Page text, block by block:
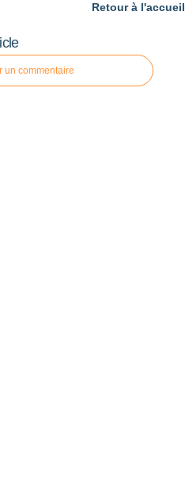
Retour à l'accueil
un commentaire